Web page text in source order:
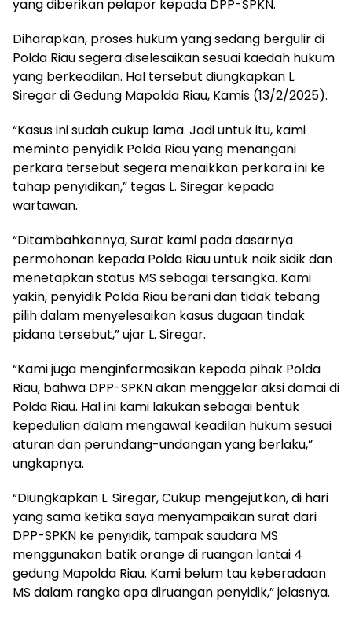
yang diberikan pelapor kepada DPP-SPKN.
Diharapkan, proses hukum yang sedang bergulir di
Polda Riau segera diselesaikan sesuai kaedah hukum
yang berkeadilan. Hal tersebut diungkapkan L.
Siregar di Gedung Mapolda Riau, Kamis (13/2/2025).
“Kasus ini sudah cukup lama. Jadi untuk itu, kami
meminta penyidik Polda Riau yang menangani
perkara tersebut segera menaikkan perkara ini ke
tahap penyidikan,” tegas L. Siregar kepada
wartawan.
“Ditambahkannya, Surat kami pada dasarnya
permohonan kepada Polda Riau untuk naik sidik dan
menetapkan status MS sebagai tersangka. Kami
yakin, penyidik Polda Riau berani dan tidak tebang
pilih dalam menyelesaikan kasus dugaan tindak
pidana tersebut,” ujar L. Siregar.
“Kami juga menginformasikan kepada pihak Polda
Riau, bahwa DPP-SPKN akan menggelar aksi damai di
Polda Riau. Hal ini kami lakukan sebagai bentuk
kepedulian dalam mengawal keadilan hukum sesuai
aturan dan perundang-undangan yang berlaku,”
ungkapnya.
“Diungkapkan L. Siregar, Cukup mengejutkan, di hari
yang sama ketika saya menyampaikan surat dari
DPP-SPKN ke penyidik, tampak saudara MS
menggunakan batik orange di ruangan lantai 4
gedung Mapolda Riau. Kami belum tau keberadaan
MS dalam rangka apa diruangan penyidik,” jelasnya.